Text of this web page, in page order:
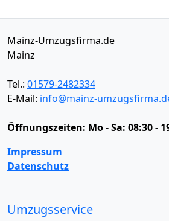
Mainz-Umzugsfirma.de
Mainz
Tel.: 01579-2482334
E-Mail: info@mainz-
Öffnungszeiten: Mo - Sa: 08:30 -
Impressum
Datenschutz
Umzugsservice